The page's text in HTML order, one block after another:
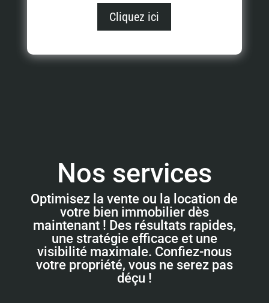
Cliquez ici
Nos services
Optimisez la vente ou la location de
votre bien immobilier dès
maintenant ! Des résultats rapides,
une stratégie efficace et une
visibilité maximale. Confiez-nous
votre propriété, vous ne serez pas
déçu !